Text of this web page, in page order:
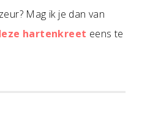
Mag ik je dan van
hartenkreet eens te